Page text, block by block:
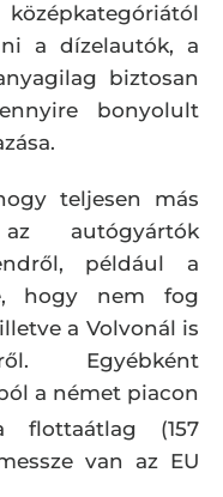
a dízelautók, a
biztosan
bonyolult
teljesen más
autógyártók
például a
hogy nem fog
a Volvonál is
Egyébként
a német piacon
(157
van az EU